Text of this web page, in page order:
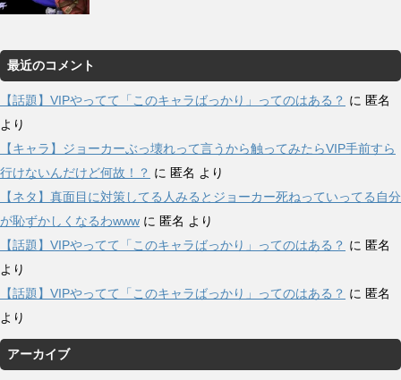
最近のコメント
【話題】VIPやってて「このキャラばっかり」ってのはある？ に 匿名
より
【キャラ】ジョーカーぶっ壊れって言うから触ってみたらVIP手前すら
行けないんだけど何故！？ に 匿名 より
【ネタ】真面目に対策してる人みるとジョーカー死ねっていってる自分
が恥ずかしくなるわwww に 匿名 より
【話題】VIPやってて「このキャラばっかり」ってのはある？ に 匿名
より
【話題】VIPやってて「このキャラばっかり」ってのはある？ に 匿名
より
アーカイブ